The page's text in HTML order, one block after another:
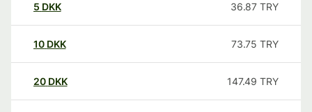
5 DKK 36.87 TRY
10 DKK 73.75 TRY
20 DKK 147.49 TRY